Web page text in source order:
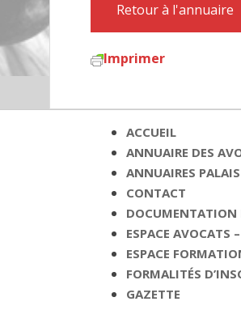
Retour à l'annuaire
Imprimer
ACCUEIL
ANNUAIRE DES
ANNUAIRES
CONTACT
DOCUMENTATION
ESPACE
ESPACE
FORMALITÉS
GAZETTE